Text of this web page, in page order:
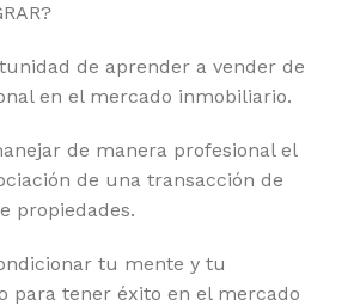
de aprender a vender de
en el mercado inmobiliario.
de manera profesional el
de una transacción de
propiedades.
tu mente y tu
para tener éxito en el mercado